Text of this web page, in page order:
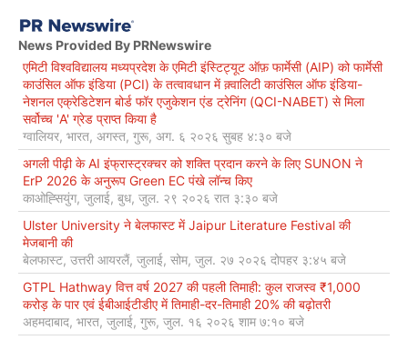
News Provided By PRNewswire
एमिटी विश्वविद्यालय मध्यप्रदेश के एमिटी इंस्टिट्यूट ऑफ़ फार्मेसी (AIP) को फार्मेसी
काउंसिल ऑफ इंडिया (PCI) के तत्वावधान में क़्वालिटी काउंसिल ऑफ इंडिया-
नेशनल एक्रेडिटेशन बोर्ड फॉर एजुकेशन एंड ट्रेनिंग (QCI-NABET) से मिला
सर्वोच्च 'A' ग्रेड प्राप्त किया है
ग्वालियर, भारत, अगस्त, गुरू, अग. ६ २०२६ सुबह ४:३० बजे
अगली पीढ़ी के AI इंफ्रास्ट्रक्चर को शक्ति प्रदान करने के लिए SUNON ने
ErP 2026 के अनुरूप Green EC पंखे लॉन्च किए
काओह्सियुंग, जुलाई, बुध, जुल. २९ २०२६ रात ३:३० बजे
Ulster University ने बेलफास्ट में Jaipur Literature Festival की
मेजबानी की
बेलफास्ट, उत्तरी आयरलैं, जुलाई, सोम, जुल. २७ २०२६ दोपहर ३:४५ बजे
GTPL Hathway वित्त वर्ष 2027 की पहली तिमाही: कुल राजस्व ₹1,000
करोड़ के पार एवं ईबीआईटीडीए में तिमाही-दर-तिमाही 20% की बढ़ोतरी
अहमदाबाद, भारत, जुलाई, गुरू, जुल. १६ २०२६ शाम ७:१० बजे